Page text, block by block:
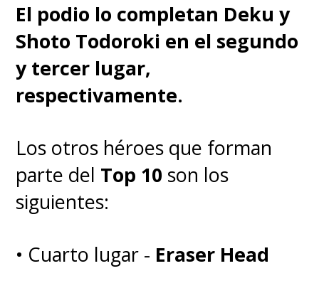
El podio lo completan Deku y
Shoto Todoroki en el segundo
y tercer lugar,
respectivamente.
Los otros héroes que forman
parte del Top 10 son los
siguientes:
• Cuarto lugar - Eraser Head